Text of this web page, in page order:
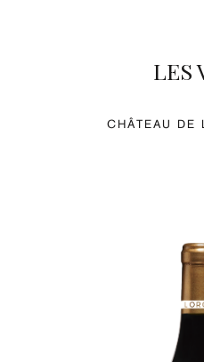
LES
CHÂTEAU DE